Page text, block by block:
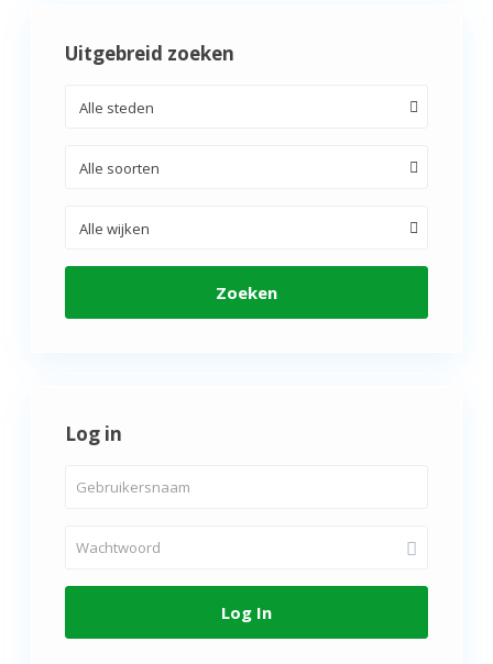
Uitgebreid zoeken
Alle steden
Alle soorten
Alle wijken
Zoeken
Log in
Log In